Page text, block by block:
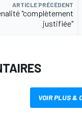
ARTICLE PRÉCÉDENT
"complètement
justifiée"
VOIR PLUS &